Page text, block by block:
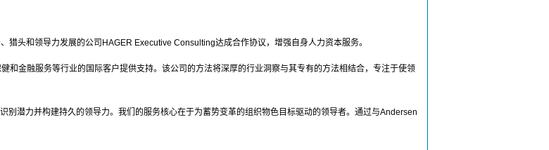
猎头和领导力发展的公司HAGER Executive Consulting达成合作协议，增强自身人力资本服务。
和金融服务等行业的国际客户提供支持。该公司的方法将深厚的行业洞察与其专有的方法相结合，专注于使领
别潜力并构建持久的领导力。我们的服务核心在于为蓄势变革的组织物色目标驱动的领导者。通过与Andersen